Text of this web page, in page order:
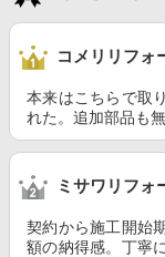
コメリリフォ
本来はこちらで取
れた。追加部品も
ミサワリフォ
契約から施工開始
額の納得感。丁寧